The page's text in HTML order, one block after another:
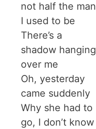
not half the man
I used to be
There’s a
shadow hanging
over me
Oh, yesterday
came suddenly
Why she had to
go, I don’t know